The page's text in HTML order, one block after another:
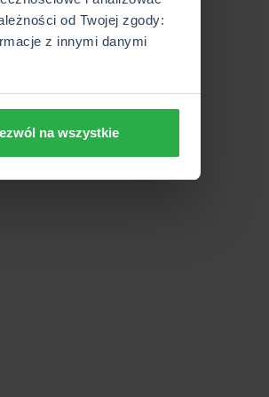
od Twojej zgody:
z innymi danymi
na wszystkie